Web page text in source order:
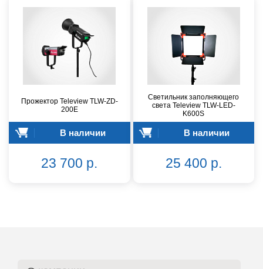
Прожектор Teleview TLW-ZD-
200E
В наличии
23 700 р.
Светильник заполняющего
света Teleview TLW-LED-
K600S
В наличии
25 400 р.